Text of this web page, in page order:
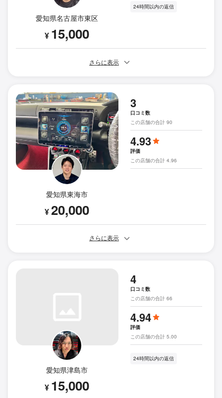
愛知県名古屋市東区
¥ 15,000
24時間以内の返信
さらに表示
愛知県東海市
¥20,000
3
口コミ数
この店舗の合計 90
4.93
評価
この店舗の合計 4.96
さらに表示
愛知県津島市
¥ 15,000
4
口コミ数
この店舗の合計 66
4.94
評価
この店舗の合計 5.00
24時間以内の返信